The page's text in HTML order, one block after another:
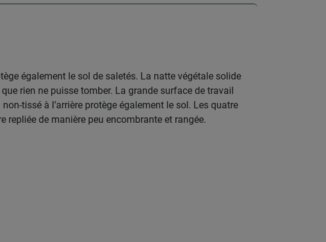
également le sol de saletés. La natte végétale solide
rien ne puisse tomber. La grande surface de travail
tissé à l’arrière protège également le sol. Les quatre
de manière peu encombrante et rangée.